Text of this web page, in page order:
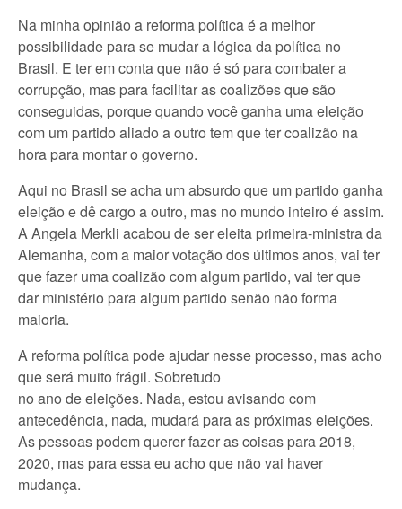
Na minha opinião a reforma política é a melhor
possibilidade para se mudar a lógica da política no
Brasil. E ter em conta que não é só para combater a
corrupção, mas para facilitar as coalizões que são
conseguidas, porque quando você ganha uma eleição
com um partido aliado a outro tem que ter coalizão na
hora para montar o governo.
Aqui no Brasil se acha um absurdo que um partido ganha
eleição e dê cargo a outro, mas no mundo inteiro é assim.
A Angela Merkli acabou de ser eleita primeira-ministra da
Alemanha, com a maior votação dos últimos anos, vai ter
que fazer uma coalizão com algum partido, vai ter que
dar ministério para algum partido senão não forma
maioria.
A reforma política pode ajudar nesse processo, mas acho
que será muito frágil. Sobretudo
no ano de eleições. Nada, estou avisando com
antecedência, nada, mudará para as próximas eleições.
As pessoas podem querer fazer as coisas para 2018,
2020, mas para essa eu acho que não vai haver
mudança.